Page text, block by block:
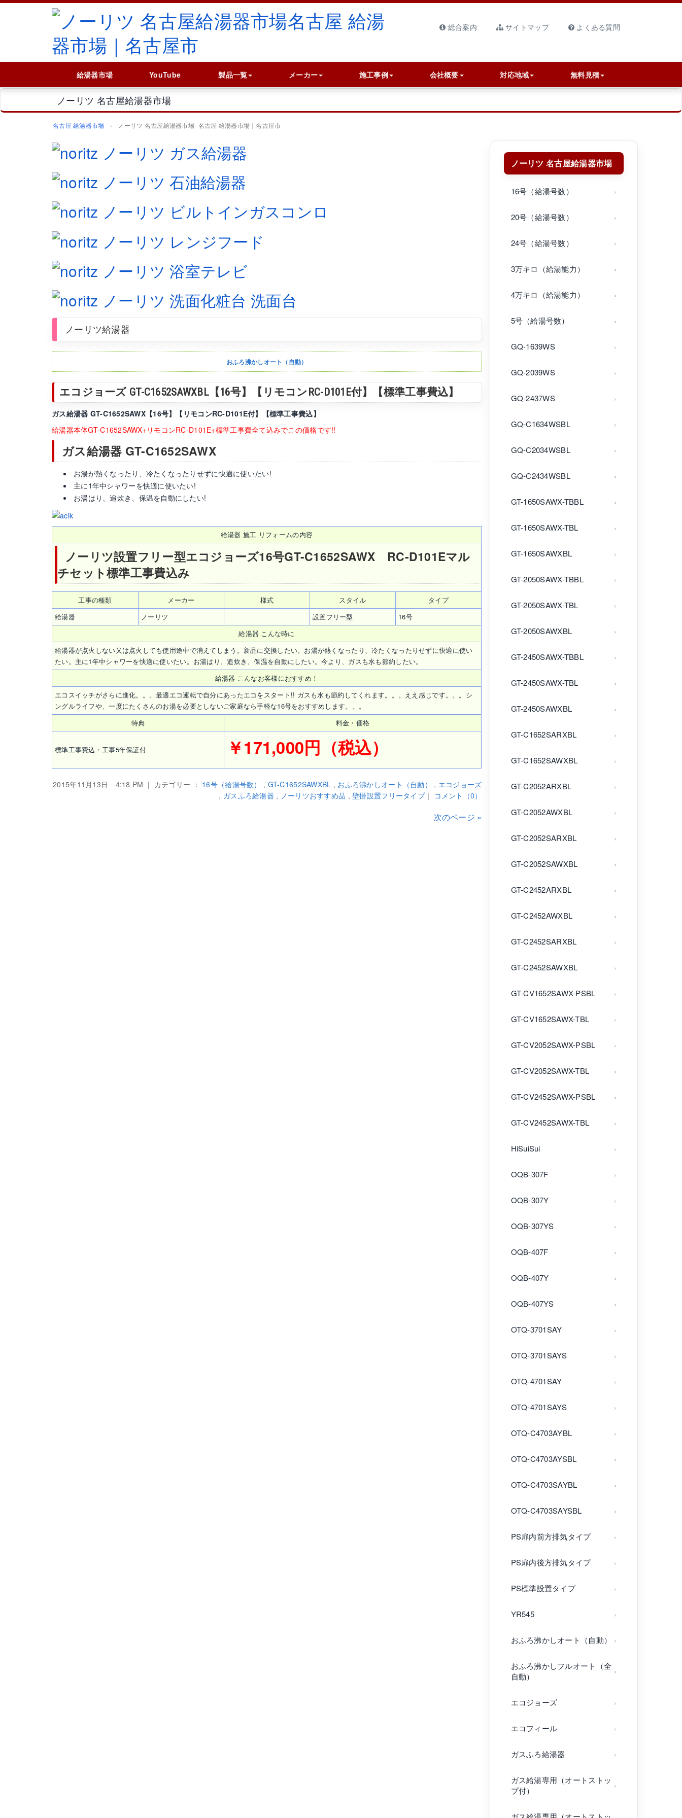
総合案内 サイトマップ よくある質問
給湯器市場 YouTube 製品一覧 メーカー 施工事例 会社概要 対応地域 無料見積
ノーリツ 名古屋給湯器市場
名古屋 給湯器市場 ノーリツ 名古屋給湯器市場‐ 名古屋 給湯器市場｜名古屋市
ノーリツ給湯器
おふろ沸かしオート（自動）
エコジョーズ GT-C1652SAWXBL【16号】【リモコンRC-D101E付】【標準工事費込】
ガス給湯器 GT-C1652SAWX【16号】【リモコンRC-D101E付】【標準工事費込】
給湯器本体GT-C1652SAWX+リモコンRC-D101E+標準工事費全て込みでこの価格です!!
ガス給湯器 GT-C1652SAWX
お湯が熱くなったり、冷たくなったりせずに快適に使いたい!
主に1年中シャワーを快適に使いたい!
お湯はり、追炊き、保温を自動にしたい!
給湯器 施工 リフォームの内容
ノーリツ設置フリー型エコジョーズ16号GT-C1652SAWX RC-D101Eマル
チセット標準工事費込み
工事の種類 メーカー 様式 スタイル
タイプ
給湯器
ノーリツ 設置フリー型
16号
給湯器 こんな時に
給湯器が点火しない又は点火しても使用途中で消えてしまう。新品に交換したい。お湯が熱くなったり、冷たくなったりせずに快適に使い
たい。主に1年中シャワーを快適に使いたい。お湯はり、追炊き、保温を自動にしたい。今より、ガスも水も節約したい。
給湯器 こんなお客様におすすめ！
エコスイッチがさらに進化。。。最適エコ運転で自分にあったエコをスタート!! ガスも水も節約してくれます。。。ええ感じです。。。シ
ングルライフや、一度にたくさんのお湯を必要としないご家庭なら手軽な16号をおすすめします。。。
特典
料金・価格
標準工事費込・工事5年保証付 ￥171,000円（税込）
2015年11月13日 4:18 PM | カテゴリー ： 16号（給湯号数） , GT-C1652SAWXBL , おふろ沸かしオート（自動） , エコジョーズ
, ガスふろ給湯器 , ノーリツおすすめ品 ,壁掛設置フリータイプ｜ コメント（0）
次のページ »
ノーリツ 名古屋給湯器市場
16号（給湯号数）
20号（給湯号数）
24号（給湯号数）
3万キロ（給湯能力）
4万キロ（給湯能力）
5号（給湯号数）
GQ-1639WS
GQ-2039WS
GQ-2437WS
GQ-C1634WSBL
GQ-C2034WSBL
GQ-C2434WSBL
GT-1650SAWX-TBBL
GT-1650SAWX-TBL
GT-1650SAWXBL
GT-2050SAWX-TBBL
GT-2050SAWX-TBL
GT-2050SAWXBL
GT-2450SAWX-TBBL
GT-2450SAWX-TBL
GT-2450SAWXBL
GT-C1652SARXBL
GT-C1652SAWXBL
GT-C2052ARXBL
GT-C2052AWXBL
GT-C2052SARXBL
GT-C2052SAWXBL
GT-C2452ARXBL
GT-C2452AWXBL
GT-C2452SARXBL
GT-C2452SAWXBL
GT-CV1652SAWX-PSBL
GT-CV1652SAWX-TBL
GT-CV2052SAWX-PSBL
GT-CV2052SAWX-TBL
GT-CV2452SAWX-PSBL
GT-CV2452SAWX-TBL
HiSuiSui
OQB-307F
OQB-307Y
OQB-307YS
OQB-407F
OQB-407Y
OQB-407YS
OTQ-3701SAY
OTQ-3701SAYS
OTQ-4701SAY
OTQ-4701SAYS
OTQ-C4703AYBL
OTQ-C4703AYSBL
OTQ-C4703SAYBL
OTQ-C4703SAYSBL
PS扉内前方排気タイプ
PS扉内後方排気タイプ
PS標準設置タイプ
YR545
おふろ沸かしオート（自動）
おふろ沸かしフルオート（全
自動）
エコジョーズ
エコフィール
ガスふろ給湯器
ガス給湯専用（オートストッ
プ付）